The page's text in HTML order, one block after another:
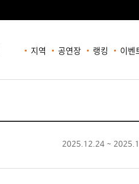
지역 공연장 랭킹 이벤
2025.12.24 ~